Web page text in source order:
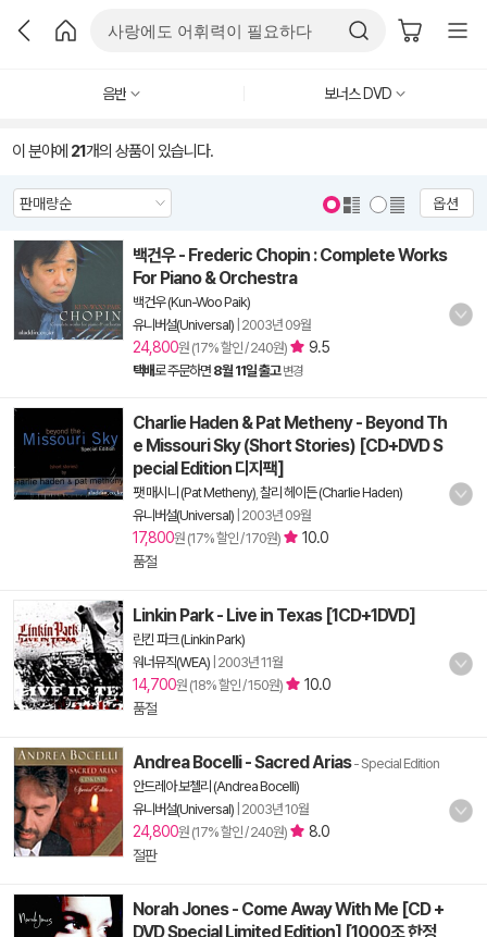
음반 보너스 DVD
이 분야에 21개의 상품이 있습니다.
옵션
백건우 - Frederic Chopin : Complete Works
For Piano & Orchestra
백건우 (Kun-Woo Paik)
유니버설(Universal) 2003년 09월
24,800원 (17% 할인 / 240원) 9.5
택배로 주문하면 8월 11일 출고 변경
Charlie Haden & Pat Metheny - Beyond Th
e Missouri Sky (Short Stories) [CD+DVD S
pecial Edition 디지팩]
팻 매시니 (Pat Metheny) 찰리 헤이든 (Charlie Haden)
유니버설(Universal) 2003년 09월
17,800원 (17% 할인 / 170원)
10.0
품절
Linkin Park - Live in Texas [1CD+1DVD]
린킨 파크 (Linkin Park)
워너뮤직(WEA) 2003년 11월
14,700원 (18% 할인 / 150원)
10.0
품절
Andrea Bocelli - Sacred Arias- Special Edition
안드레아 보첼리 (Andrea Bocelli)
유니버설(Universal) 2003년 10월
24,800원 (17% 할인 / 240원)
8.0
절판
Norah Jones - Come Away With Me [CD +
DVD Special Limited Edition] [1000조 한정